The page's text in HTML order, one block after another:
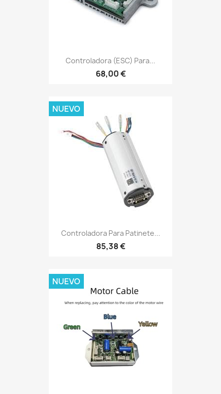
Controladora (ESC) Para...
68,00 €
Controladora Para Patinete...
85,38 €
NUEVO
NUEVO